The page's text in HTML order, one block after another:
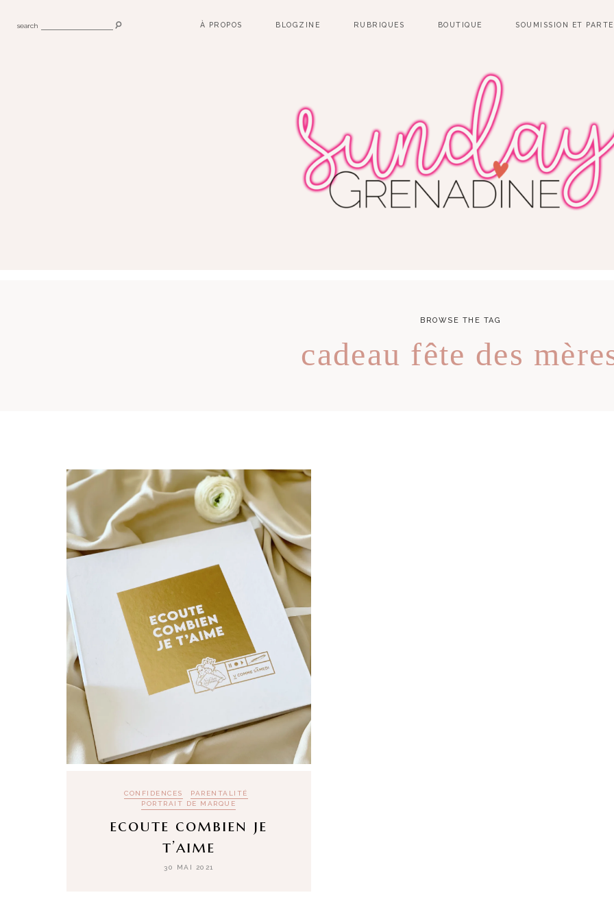
search À PROPOS BLOGZINE RUBRIQUES BOUTIQUE SOUMISSION ET
BROWSE THE TAG
cadeau fête des
CONFIDENCES
PARENTALITÉ
PORTRAIT DE MARQUE
ecoute combien je
t’aime
30 MAI 2021